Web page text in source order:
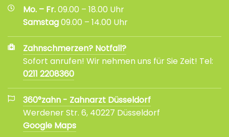
Mo. – Fr.09.00 – 18.00 Uhr
Samstag09.00 – 14.00 Uhr
Zahnschmerzen? Notfall?
Sofort anrufen! Wir nehmen uns für Sie Zeit! Tel:
0211 2208360
360°zahn - Zahnarzt Düsseldorf
Werdener Str. 6, 40227 Düsseldorf
Google Maps